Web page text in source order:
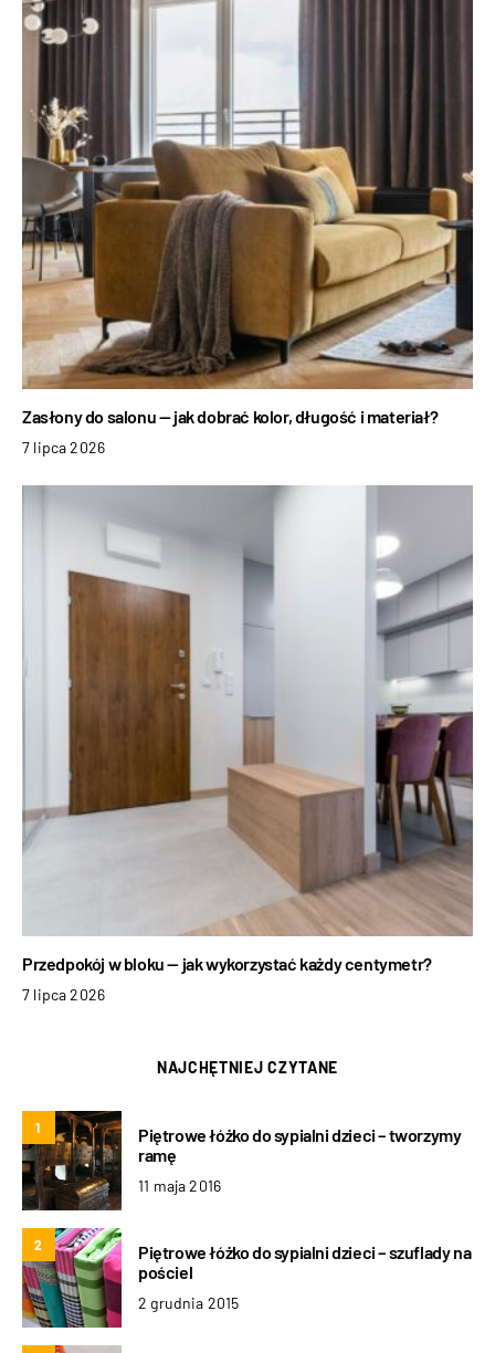
Zasłony do salonu — jak dobrać kolor, długość i materiał?
7 lipca 2026
Przedpokój w bloku — jak wykorzystać każdy centymetr?
7 lipca 2026
NAJCHĘTNIEJ CZYTANE
1
Piętrowe łóżko do sypialni dzieci – tworzymy
ramę
11 maja 2016
2
Piętrowe łóżko do sypialni dzieci – szuflady na
pościel
2 grudnia 2015